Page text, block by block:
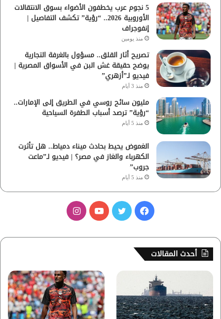
5 نجوم عرب يخطفون الأضواء بسوق الانتقالات
الأوروبية 2026.. “رؤية” تكشف التفاصيل |
إنفوجراف
منذ يومين
تصريح أثار القلق.. مسؤول بالغرفة التجارية
يوضح حقيقة غش البن في الأسواق المصرية |
فيديو لـ”أزهري”
منذ 3 أيام
مليون سائح روسي في الطريق إلى الإمارات..
“رؤية” ترصد أسباب الطفرة السياحية
منذ 5 أيام
الغموض يحيط بحادث ميناء دمياط.. هل تأثرت
الكهرباء والغاز في مصر؟ | فيديو لـ”ماعت
جروب”
منذ 5 أيام
س
ب
ك
ي
و
ب
ت
ق
ر
أحدث المقالات